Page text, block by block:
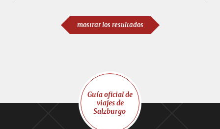
mostrar los resultados
Guía oficial de
viajes de
Salzburgo